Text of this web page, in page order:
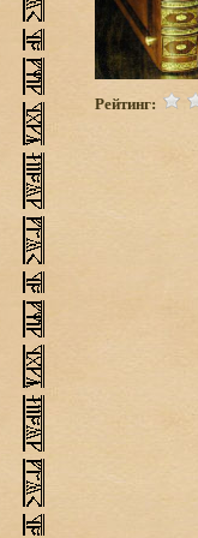
Рейтинг: